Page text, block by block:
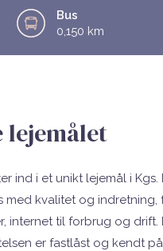
Bus
0,150 km
lejemålet
ind i et unikt lejemål i
med kvalitet og indretning,
internet til forbrug og drift.
er fastlåst og kendt